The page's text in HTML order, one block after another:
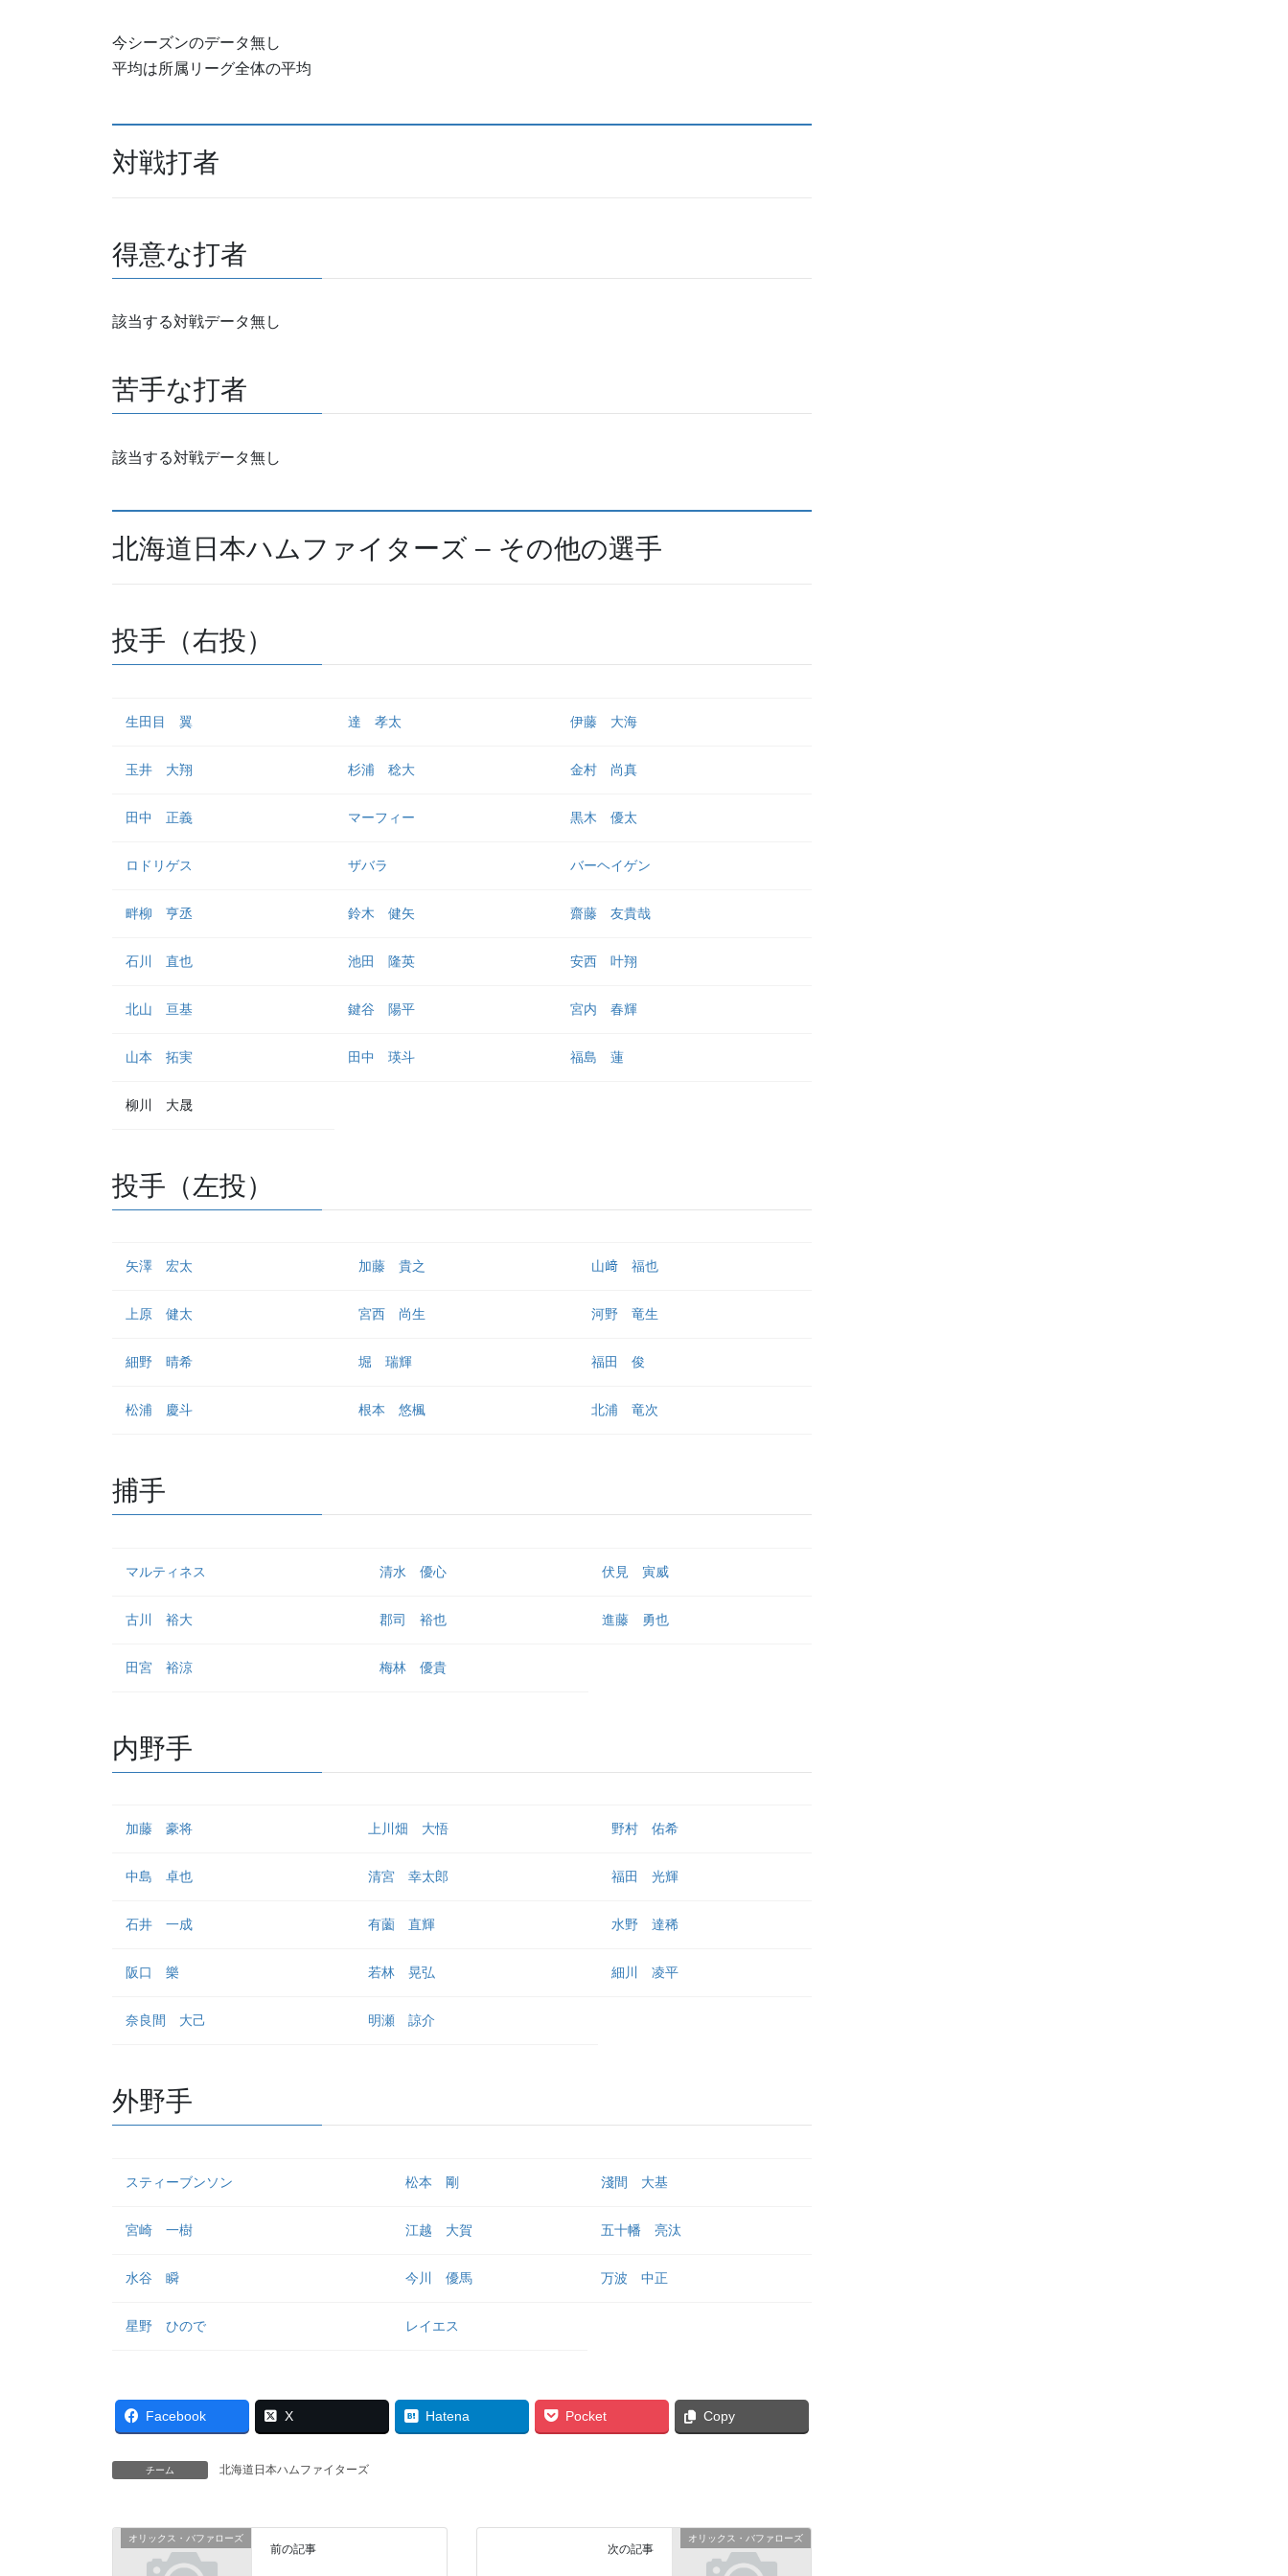
今シーズンのデータ無し
平均は所属リーグ全体の平均
対戦打者
得意な打者
該当する対戦データ無し
苦手な打者
該当する対戦データ無し
北海道日本ハムファイターズ – その他の選手
投手（右投）
生田目 翼 達 孝太 伊藤 大海
玉井 大翔 杉浦 稔大 金村 尚真
田中 正義 マーフィー 黒木 優太
ロドリゲス ザバラ バーヘイゲン
畔柳 亨丞 鈴木 健矢 齋藤 友貴哉
石川 直也 池田 隆英 安西 叶翔
北山 亘基 鍵谷 陽平 宮内 春輝
山本 拓実 田中 瑛斗 福島 蓮
柳川 大晟
投手（左投）
矢澤 宏太 加藤 貴之 山﨑 福也
上原 健太 宮西 尚生 河野 竜生
細野 晴希 堀 瑞輝 福田 俊
松浦 慶斗 根本 悠楓 北浦 竜次
捕手
マルティネス 清水 優心 伏見 寅威
古川 裕大 郡司 裕也 進藤 勇也
田宮 裕涼 梅林 優貴
内野手
加藤 豪将 上川畑 大悟 野村 佑希
中島 卓也 清宮 幸太郎 福田 光輝
石井 一成 有薗 直輝 水野 達稀
阪口 樂 若林 晃弘 細川 凌平
奈良間 大己 明瀬 諒介
外野手
スティーブンソン 松本 剛 淺間 大基
宮崎 一樹 江越 大賀 五十幡 亮汰
水谷 瞬 今川 優馬 万波 中正
星野 ひので レイエス
Facebook X Hatena Pocket Copy
チーム 北海道日本ハムファイターズ
オリックス・バファローズ
前の記事
オリックス・バファローズ
次の記事